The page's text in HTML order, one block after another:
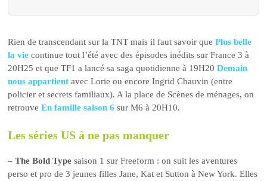
Rien de transcendant sur la TNT mais il faut savoir quePlus belle
la vie continue tout l’été avec des épisodes inédits sur France 3 à
20H25 et que TF1 a lancé sa saga quotidienne à 19H20Demain
nous appartient avec Lorie ou encore Ingrid Chauvin (entre
policier et secrets familiaux). A la place de Scènes de ménages, on
retrouveEn famille saison 6 sur M6 à 20H10.
Les séries US à ne pas manquer
–The Bold Type saison 1 sur Freeform : on suit les aventures
perso et pro de 3 jeunes filles Jane, Kat et Sutton à New York. Elles